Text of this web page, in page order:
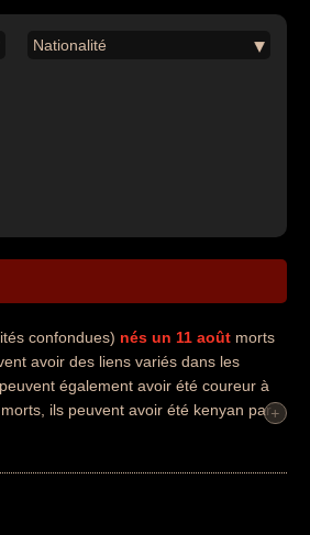
Nationalité
confondues) nés un 11 août morts
avoir des liens variés dans les
également avoir été coureur à
ils peuvent avoir été kenyan par+